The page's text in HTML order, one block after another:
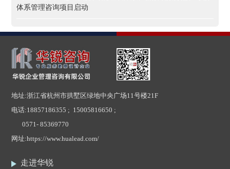
体系管理咨询项目启动
走进华锐
地址:浙江省杭州市拱墅区绿地中央广场11号楼21F
电话:18857186355 ; 15005816650 ;
0571- 85369770
网址:https://www.hualead.com/